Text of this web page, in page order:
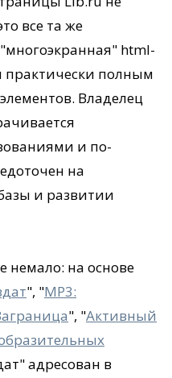
все та же
html-
практически полным
Владелец
и по-
на
и развитии
немало: на основе
", "MP3:
", "Активный
адресован в